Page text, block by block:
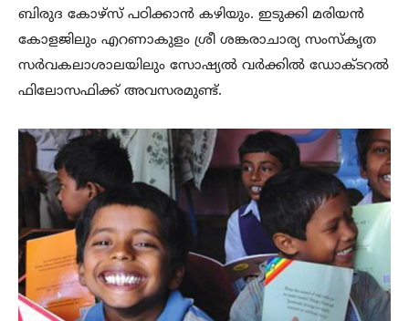
ബിരുദ കോഴ്സ് പഠിക്കാൻ കഴിയും. ഇടുക്കി മരിയൻ
കോളജിലും എറണാകുളം ശ്രീ ശങ്കരാചാര്യ സംസ്കൃത
സർവകലാശാലയിലും സോഷ്യൽ വർക്കിൽ ഡോക്ടറൽ
ഫിലോസഫിക്ക് അവസരമുണ്ട്.